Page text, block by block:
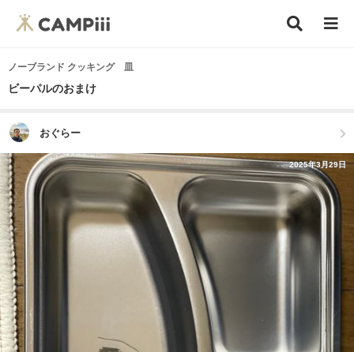
ノーブランド クッキング 皿
ビーパルのおまけ
おぐらー
2025年3月29日